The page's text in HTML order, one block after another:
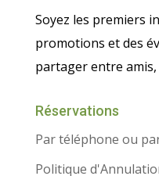
Soyez les premiers
promotions et des
partager entre
Réservations
Par téléphone ou
Politique